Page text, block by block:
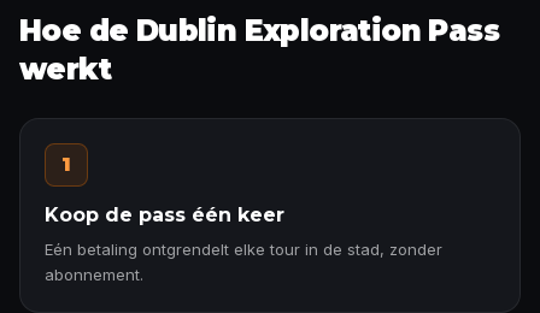
Hoe de Dublin Exploration Pass
werkt
1
Koop de pass één keer
Eén betaling ontgrendelt elke tour in de stad, zonder
abonnement.